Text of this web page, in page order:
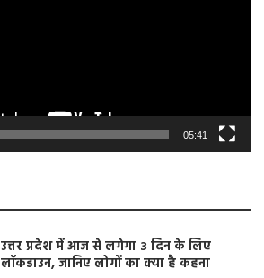
05:41
उत्तर प्रदेश में आज से लगेगा 3 दिन के लिए
लॉकडाउन, जानिए लोगों का क्या है कहना